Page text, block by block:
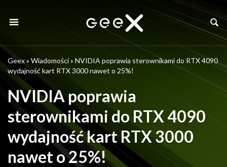
Geex» Wiadomości» NVIDIA poprawia sterownikami do RTX 4090
wydajność kart RTX 3000 nawet o 25%!
NVIDIA poprawia
sterownikami do RTX 4090
wydajność kart RTX 3000
nawet o 25%!